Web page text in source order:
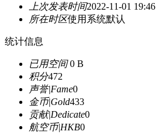
上次发表时间2022-11-01 19:46
所在时区使用系统默认
统计信息
已用空间0 B
积分472
声誉|Fame0
金币|Gold433
贡献|Dedicate0
航空币|HKB0